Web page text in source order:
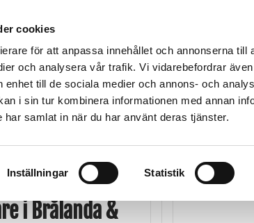
cookies
för att anpassa innehållet och annonserna till
och analysera vår trafik. Vi vidarebefordrar
enhet till de sociala medier och annons- och
i sin tur kombinera informationen med annan
har samlat in när du har använt deras tjänster.
Inställningar Statistik
Stenungsund
Kungälv -Ale
k0303-696 00
Trollhättan
0520-102 65
i Brålanda &